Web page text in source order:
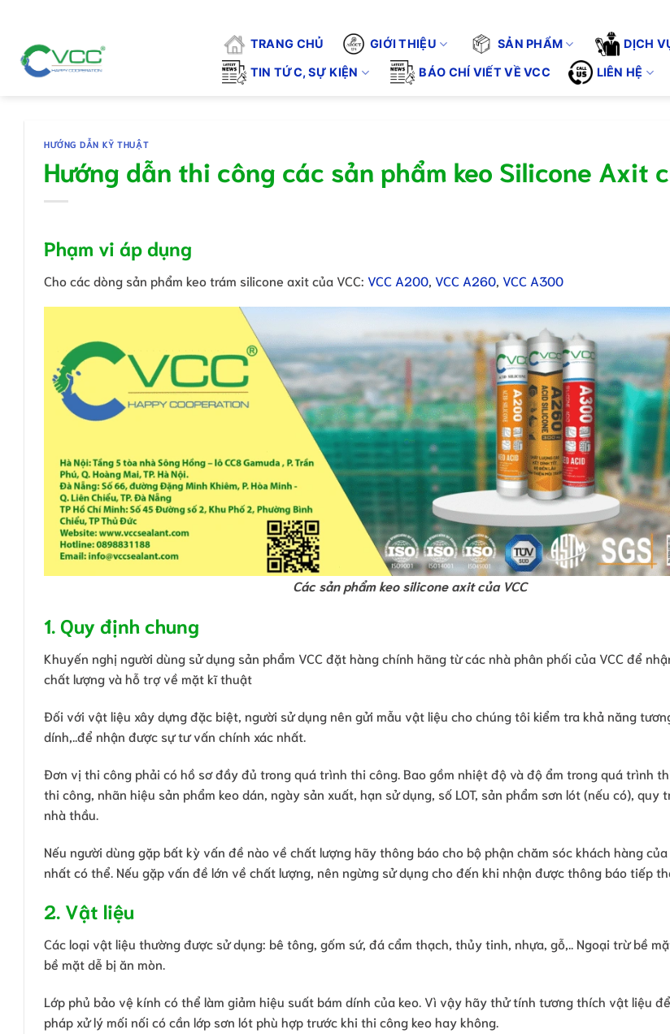
dung
TRANG CHỦ GIỚI THIỆU SẢN PHẨM DỊCH
TIN TỨC, SỰ KIỆN BÁO CHÍ VIẾT VỀ VCC LIÊN HỆ
HƯỚNG DẪN KỸ THUẬT
Hướng dẫn thi công các sản phẩm keo Silicone Axit
Phạm vi áp dụng
Cho các dòng sản phẩm keo trám silicone axit của VCC: VCC A200 VCC A260 VCC A300
Các sản phẩm keo silicone axit của VCC
1. Quy định chung
Khuyến nghị người dùng sử dụng sản phẩm VCC đặt hàng chính hãng từ các nhà phân phối của VCC để
chất lượng và hỗ trợ về mặt kĩ thuật
Đối với vật liệu xây dựng đặc biệt, người sử dụng nên gửi mẫu vật liệu cho chúng tôi kiểm tra khả năng
dính,..để nhận được sự tư vấn chính xác nhất.
Đơn vị thi công phải có hồ sơ đầy đủ trong quá trình thi công. Bao gồm nhiệt độ và độ ẩm trong quá trình
thi công, nhãn hiệu sản phẩm keo dán, ngày sản xuất, hạn sử dụng, số LOT, sản phẩm sơn lót (nếu có), quy
nhà thầu.
Nếu người dùng gặp bất kỳ vấn đề nào về chất lượng hãy thông báo cho bộ phận chăm sóc khách hàng
nhất có thể. Nếu gặp vấn đề lớn về chất lượng, nên ngừng sử dụng cho đến khi nhận được thông báo tiếp
2. Vật liệu
Các loại vật liệu thường được sử dụng: bê tông, gốm sứ, đá cẩm thạch, thủy tinh, nhựa, gỗ,.. Ngoại trừ bề
bề mặt dễ bị ăn mòn.
Lớp phủ bảo vệ kính có thể làm giảm hiệu suất bám dính của keo. Vì vậy hãy thử tính tương thích vật liệu
pháp xử lý mối nối có cần lớp sơn lót phù hợp trước khi thi công keo hay không.